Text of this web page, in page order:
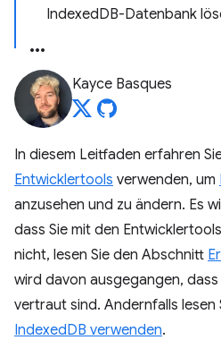
IndexedDB-Datenbank
Kayce Basques
In diesem Leitfaden erfahren
Entwicklertools verwenden, um
anzusehen und zu ändern. Es
dass Sie mit den
nicht, lesen Sie den Abschnitt
wird davon ausgegangen, dass
vertraut sind. Andernfalls lesen
IndexedDB verwenden.